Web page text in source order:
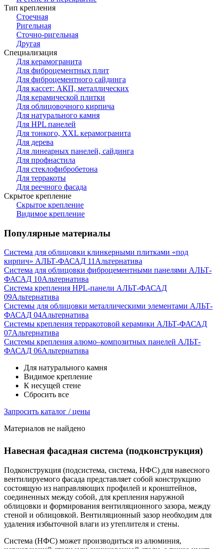
Тип крепления
Стоечная
Ригельная
Сточно-ригельная
Другая
Специализация
Для керамогранита
Для фиброцементных плит
Для фиброцементного сайдинга
Для кассет: АКП, металлических
Для керамической плитки
Для облицовочного кирпича
Для натурального камня
Для HPL панелей
Для тонкого, XXL керамогранита
Для дерева
Для линеарных панелей, сайдинга
Для профнастила
Для стеклофибробетона
Для терракоты
Для реечного фасада
Скрытое крепление
Скрытое крепление
Видимое крепление
Популярные материалы
Система для облицовки клинкерными плитками «под
кирпич» АЛЬТ-ФАСАД 11 Альтернатива
Система для облицовки фиброцементными панелями АЛЬТ-
ФАСАД 10Альтернатива
Система крепления HPL-панели АЛЬТ-ФАСАД
09Альтернатива
Системы для облицовки металлическими элементами АЛЬТ-
ФАСАД 04Альтернатива
Системы крепления терракотовой керамики АЛЬТ-ФАСАД
07Альтернатива
Cистемы крепления алюмо–композитных панелей АЛЬТ-
ФАСАД 06Альтернатива
Для натурального камня
Видимое крепление
К несущей стене
Сбросить все
Запросить каталог / цены
Материалов не найдено
Навесная фасадная система (подконструкция)
Подконструкция (подсистема, система, НФС) для навесного
вентилируемого фасада представляет собой конструкцию
состоящую из направляющих профилей и кронштейнов,
соединенных между собой, для крепления наружной
облицовки и формирования вентиляционного зазора, между
стеной и облицовкой. Вентиляционный зазор необходим для
удаления избыточной влаги из утеплителя и стены.
Система (НФС) может производиться из алюминия,